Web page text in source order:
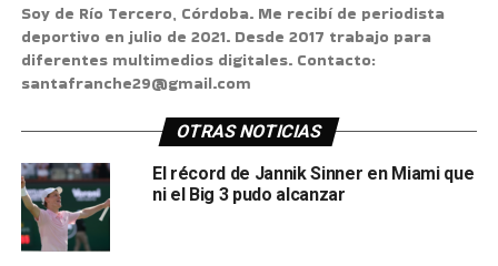
Soy de Río Tercero, Córdoba. Me recibí de periodista
deportivo en julio de 2021. Desde 2017 trabajo para
diferentes multimedios digitales. Contacto:
santafranche29@gmail.com
OTRAS NOTICIAS
El récord de Jannik Sinner en Miami que
ni el Big 3 pudo alcanzar